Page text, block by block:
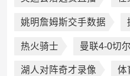
姚明詹姆斯交手数据
热火骑士 曼联4-0切
湖人对阵奇才录像 体